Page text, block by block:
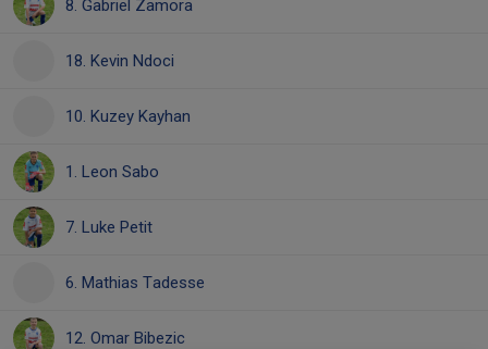
8. Gabriel Zamora
18. Kevin Ndoci
10. Kuzey Kayhan
1. Leon Sabo
7. Luke Petit
6. Mathias Tadesse
12. Omar Bibezic